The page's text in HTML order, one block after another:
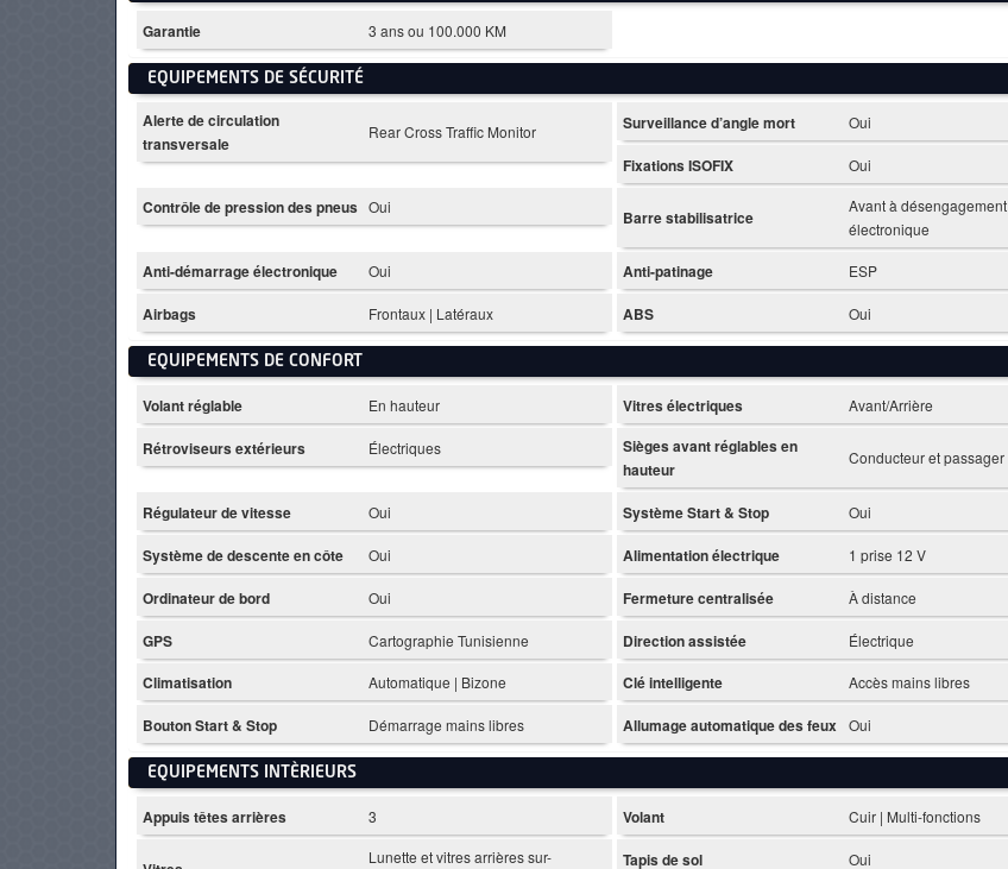
Garantie 3 ans ou 100.000 KM
EQUIPEMENTS DE SÉCURITÉ
Alerte de circulation
transversale
Rear Cross Traffic Monitor Surveillance d’angle mort Oui
Fixations ISOFIX Oui
Contrôle de pression des pneus Oui Barre stabilisatrice
Avant à désengagement
électronique
Anti-démarrage électronique Oui Anti-patinage ESP
Airbags Frontaux | Latéraux ABS Oui
EQUIPEMENTS DE CONFORT
Volant réglable En hauteur Vitres électriques Avant/Arrière
Rétroviseurs extérieurs Électriques
Sièges avant réglables en
hauteur
Conducteur et passager
Régulateur de vitesse Oui Système Start & Stop Oui
Système de descente en côte Oui Alimentation électrique 1 prise 12 V
Ordinateur de bord Oui Fermeture centralisée À distance
GPS Cartographie Tunisienne Direction assistée Électrique
Climatisation Automatique | Bizone Clé intelligente Accès mains libres
Bouton Start & Stop Démarrage mains libres Allumage automatique des feux Oui
EQUIPEMENTS INTÈRIEURS
Appuis têtes arrières 3 Volant Cuir | Multi-fonctions
Lunette et vitres arrières sur-
Tapis de sol Oui